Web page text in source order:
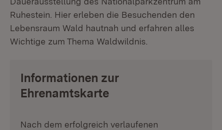
Ruhestein. Hier erleben die Besuchenden den
Lebensraum Wald hautnah und erfahren alles
Wichtige zum Thema Waldwildnis.
Informationen zur
Ehrenamtskarte
Nach dem erfolgreich verlaufenen